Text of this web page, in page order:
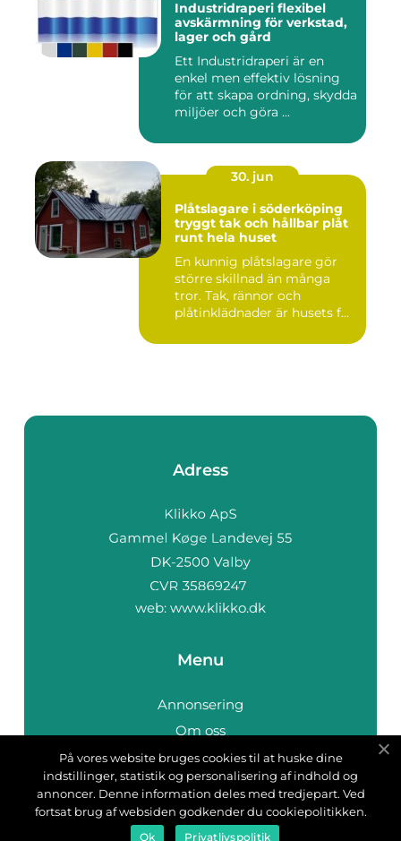
Industridraperi flexibel
avskärmning för verkstad,
lager och gård
Ett Industridraperi är en
enkel men effektiv lösning
för att skapa ordning, skydda
miljöer och göra ...
30. jun
Plåtslagare i söderköping
tryggt tak och hållbar plåt
runt hela huset
En kunnig plåtslagare gör
större skillnad än många
tror. Tak, rännor och
plåtinklädnader är husets f...
Adress
web: www.klikko.dk
Menu
Annonsering
Om oss
Cookies
Kontakta oss
Sitemap
På vores website bruges cookies til at huske dine
indstillinger, statistik og personalisering af indhold og
annoncer. Denne information deles med tredjepart. Ved
fortsat brug af websiden godkender du cookiepolitikken.
Ok Privatlivspolitik